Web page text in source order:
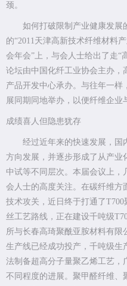
颈。
如何打破限制产业健康发展
的“2011天津高新技术纤维材料
会年会”上，与会人士给出了走“
论坛由中国化纤工业协会主办，
产品开发中心承办。与往年一样
展同期同地举办，以便纤维企业
成绩喜人但隐患犹存
经过近年来的快速发展，国
方向发展，并逐步形成了从产业
中试等不同层次。本届会议上
会人士的高度关注。在碳纤维方
技术攻关，近日终于打通了
丝工艺路线，正在建设千吨级
所与长春高琦聚酰亚胺材料有限
生产线已经成功投产，千吨级生
法制备超高分子量聚乙烯工艺
不同程度的进展。聚甲醛纤维、